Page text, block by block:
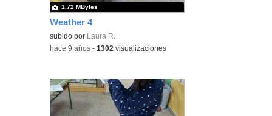
Weather 4
subido por Laura R.
1.72 MBytes
-hace 9 años -1302 visualizaciones